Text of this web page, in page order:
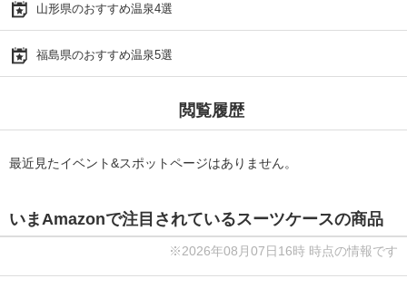
山形県のおすすめ温泉4選
福島県のおすすめ温泉5選
閲覧履歴
最近見たイベント&スポットページはありません。
いまAmazonで注目されているスーツケースの商品
※2026年08月07日16時 時点の情報です